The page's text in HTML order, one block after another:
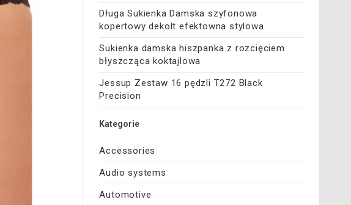
Długa Sukienka Damska szyfonowa
kopertowy dekolt efektowna stylowa
Sukienka damska hiszpanka z rozcięciem
błyszcząca koktajlowa
Jessup Zestaw 16 pędzli T272 Black
Precision
Kategorie
Accessories
Audio systems
Automotive